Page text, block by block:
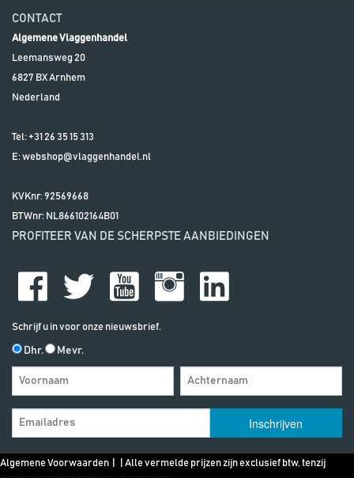
CONTACT
Algemene Vlaggenhandel
Leemansweg 20
6827 BXArnhem
Nederland
Tel: +31 26 35 15 313
E:webshop@vlaggenhandel.nl
KVKnr: 92569668
BTWnr: NL866102164B01
PROFITEER VAN DE SCHERPSTE AANBIEDINGEN
Schrijf u in voor onze nieuwsbrief.
Dhr. Mevr.
Algemene Voorwaarden | | Alle vermelde prijzen zijn exclusief btw, tenzij